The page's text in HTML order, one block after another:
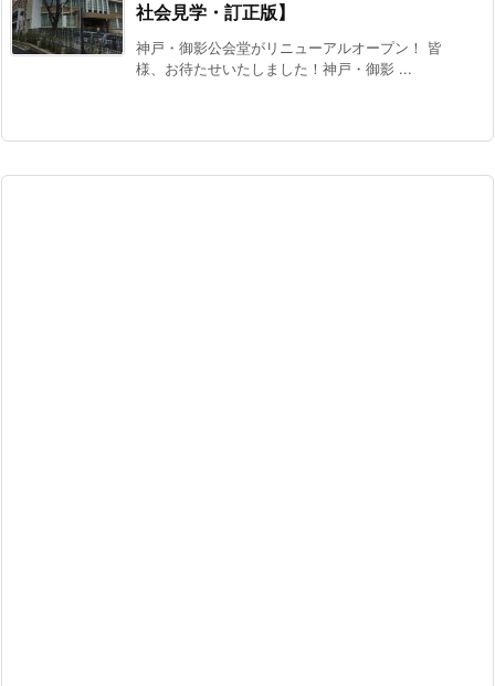
社会見学・訂正版】
神戸・御影公会堂がリニューアルオープン！ 皆
様、お待たせいたしました！神戸・御影 ...